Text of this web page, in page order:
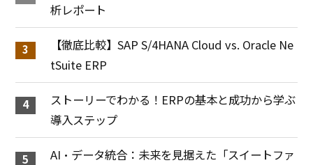
析レポート
【徹底比較】SAP S/4HANA Cloud vs. Oracle Ne
tSuite ERP
ストーリーでわかる！ERPの基本と成功から学ぶ
導入ステップ
AI・データ統合：未来を見据えた「スイートファ